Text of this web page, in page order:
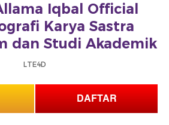
Iqbal Official
Karya Sastra
dan Studi Akademik
LTE4D
DAFTAR